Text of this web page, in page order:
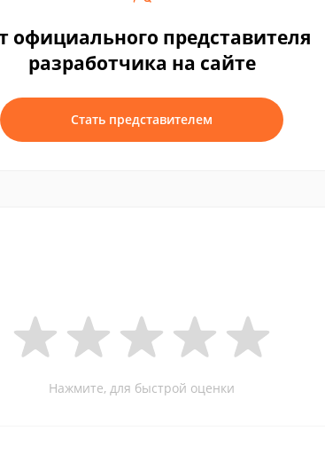
официального представителя
разработчика на сайте
Стать представителем
Нажмите, для быстрой оценки